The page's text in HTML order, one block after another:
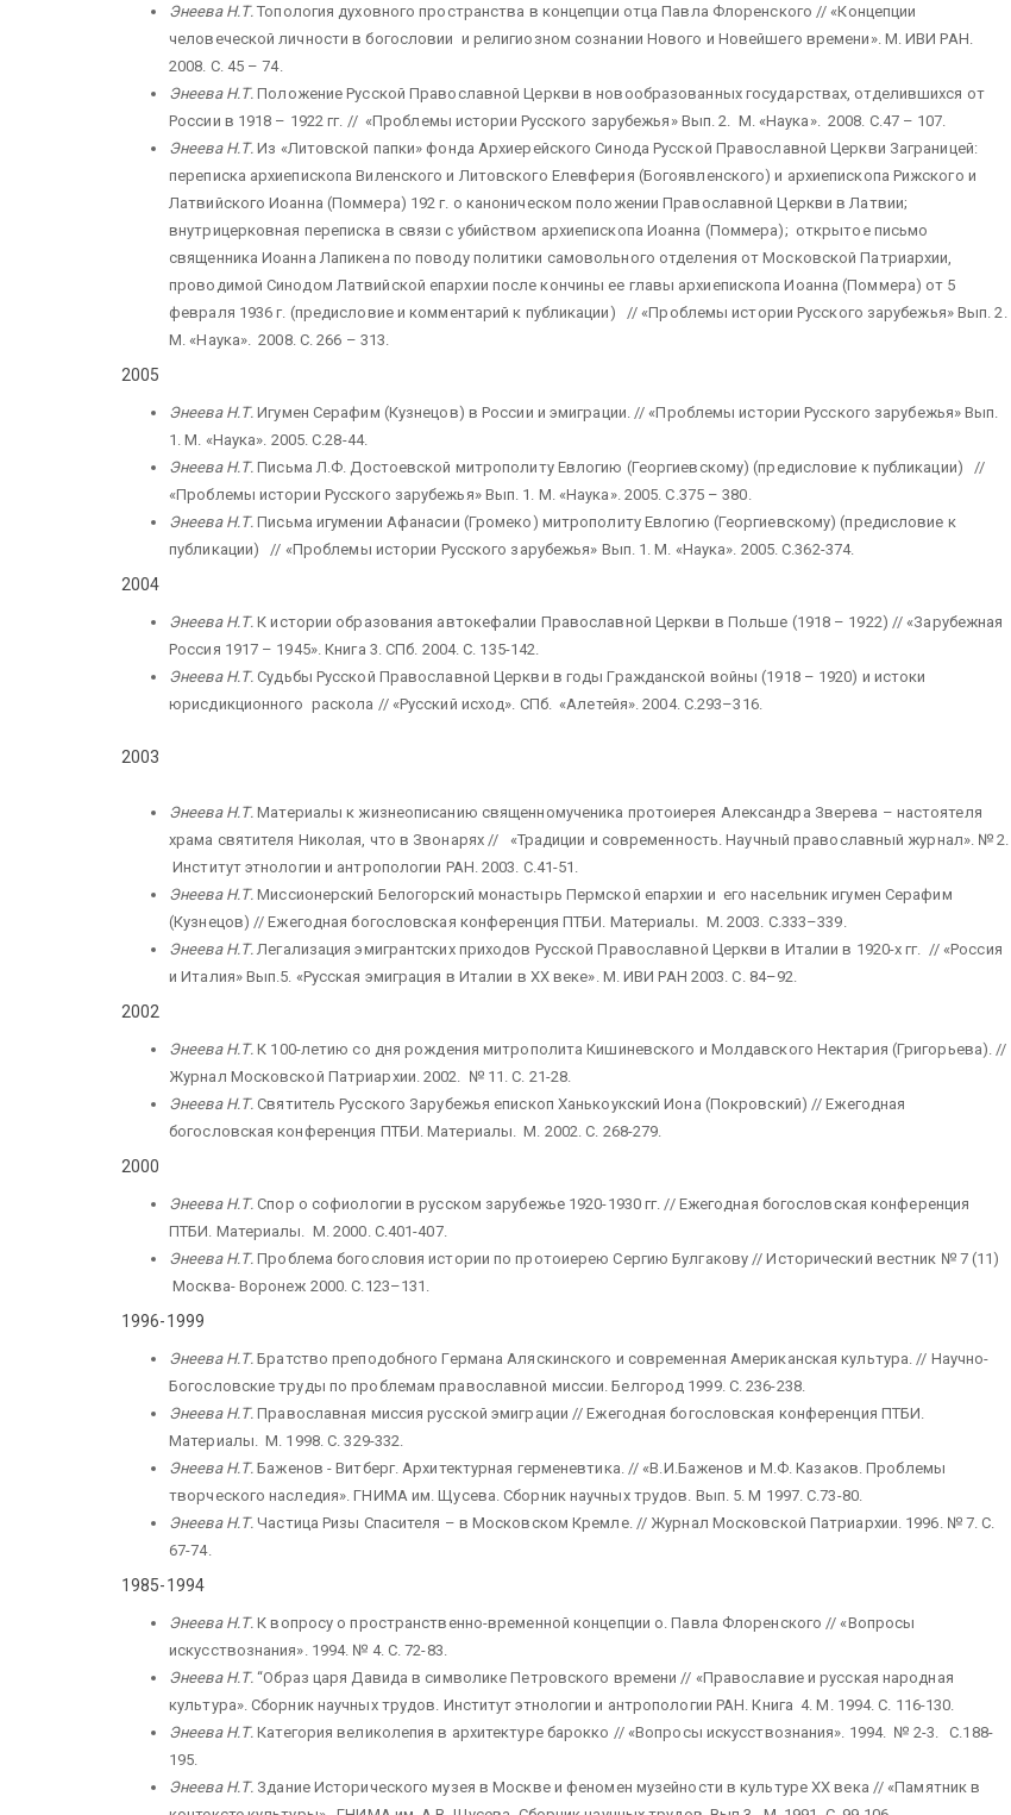
Энеева Н.Т. Топология духовного пространства в концепции отца Павла Флоренского // «Концепции
человеческой личности в богословии и религиозном сознании Нового и Новейшего времени». М. ИВИ РАН.
2008. С. 45 – 74.
Энеева Н.Т. Положение Русской Православной Церкви в новообразованных государствах, отделившихся от
России в 1918 – 1922 гг. // «Проблемы истории Русского зарубежья» Вып. 2. М. «Наука». 2008. С.47 – 107.
Энеева Н.Т. Из «Литовской папки» фонда Архиерейского Синода Русской Православной Церкви Заграницей:
переписка архиепископа Виленского и Литовского Елевферия (Богоявленского) и архиепископа Рижского и
Латвийского Иоанна (Поммера) 192 г. о каноническом положении Православной Церкви в Латвии;
внутрицерковная переписка в связи с убийством архиепископа Иоанна (Поммера); открытое письмо
священника Иоанна Лапикена по поводу политики самовольного отделения от Московской Патриархии,
проводимой Синодом Латвийской епархии после кончины ее главы архиепископа Иоанна (Поммера) от 5
февраля 1936 г. (предисловие и комментарий к публикации) // «Проблемы истории Русского зарубежья» Вып. 2.
М. «Наука». 2008. С. 266 – 313.
2005
Энеева Н.Т. Игумен Серафим (Кузнецов) в России и эмиграции. // «Проблемы истории Русского зарубежья» Вып.
1. М. «Наука». 2005. С.28-44.
Энеева Н.Т. Письма Л.Ф. Достоевской митрополиту Евлогию (Георгиевскому) (предисловие к публикации) //
«Проблемы истории Русского зарубежья» Вып. 1. М. «Наука». 2005. С.375 – 380.
Энеева Н.Т. Письма игумении Афанасии (Громеко) митрополиту Евлогию (Георгиевскому) (предисловие к
публикации) // «Проблемы истории Русского зарубежья» Вып. 1. М. «Наука». 2005. С.362-374.
2004
Энеева Н.Т. К истории образования автокефалии Православной Церкви в Польше (1918 – 1922) // «Зарубежная
Россия 1917 – 1945». Книга 3. СПб. 2004. С. 135-142.
Энеева Н.Т. Судьбы Русской Православной Церкви в годы Гражданской войны (1918 – 1920) и истоки
юрисдикционного раскола // «Русский исход». СПб. «Алетейя». 2004. С.293–316.
2003
Энеева Н.Т. Материалы к жизнеописанию священномученика протоиерея Александра Зверева – настоятеля
храма святителя Николая, что в Звонарях // «Традиции и современность. Научный православный журнал». № 2.
Институт этнологии и антропологии РАН. 2003. С.41-51.
Энеева Н.Т. Миссионерский Белогорский монастырь Пермской епархии и его насельник игумен Серафим
(Кузнецов) // Ежегодная богословская конференция ПТБИ. Материалы. М. 2003. С.333–339.
Энеева Н.Т. Легализация эмигрантских приходов Русской Православной Церкви в Италии в 1920-х гг. // «Россия
и Италия» Вып.5. «Русская эмиграция в Италии в ХХ веке». М. ИВИ РАН 2003. С. 84–92.
2002
Энеева Н.Т. К 100-летию со дня рождения митрополита Кишиневского и Молдавского Нектария (Григорьева). //
Журнал Московской Патриархии. 2002. № 11. С. 21-28.
Энеева Н.Т. Святитель Русского Зарубежья епископ Ханькоукский Иона (Покровский) // Ежегодная
богословская конференция ПТБИ. Материалы. М. 2002. С. 268-279.
2000
Энеева Н.Т. Спор о софиологии в русском зарубежье 1920-1930 гг. // Ежегодная богословская конференция
ПТБИ. Материалы. М. 2000. С.401-407.
Энеева Н.Т. Проблема богословия истории по протоиерею Сергию Булгакову // Исторический вестник № 7 (11)
Москва- Воронеж 2000. С.123–131.
1996-1999
Энеева Н.Т. Братство преподобного Германа Аляскинского и современная Американская культура. // Научно-
Богословские труды по проблемам православной миссии. Белгород 1999. С. 236-238.
Энеева Н.Т. Православная миссия русской эмиграции // Ежегодная богословская конференция ПТБИ.
Материалы. М. 1998. С. 329-332.
Энеева Н.Т. Баженов - Витберг. Архитектурная герменевтика. // «В.И.Баженов и М.Ф. Казаков. Проблемы
творческого наследия». ГНИМА им. Щусева. Сборник научных трудов. Вып. 5. М 1997. С.73-80.
Энеева Н.Т. Частица Ризы Спасителя – в Московском Кремле. // Журнал Московской Патриархии. 1996. № 7. С.
67-74.
1985-1994
Энеева Н.Т. К вопросу о пространственно-временной концепции о. Павла Флоренского // «Вопросы
искусствознания». 1994. № 4. С. 72-83.
Энеева Н.Т. “Образ царя Давида в символике Петровского времени // «Православие и русская народная
культура». Сборник научных трудов. Институт этнологии и антропологии РАН. Книга 4. М. 1994. С. 116-130.
Энеева Н.Т. Категория великолепия в архитектуре барокко // «Вопросы искусствознания». 1994. № 2-3. С.188-
195.
Энеева Н.Т. Здание Исторического музея в Москве и феномен музейности в культуре ХХ века // «Памятник в